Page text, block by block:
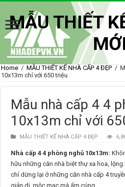
MẪU THIẾT
Home / MẪU THIẾT KẾ NHÀ CẤP 4 ĐẸP /
10x13m chỉ với 650 triệu
Mẫu nhà cấp 4 4
10x13m chỉ với
MẪU THIẾT KẾ NHÀ CẤP 4 ĐẸP
Nhà cấp 4 4 phòng nghủ 10x13m:
hữu những căn nhà biệt thự xa hoa,
chỉ dừng lại ở những căn nhà cấp 4
giản dị, mộc mạc mà ấm cúng.